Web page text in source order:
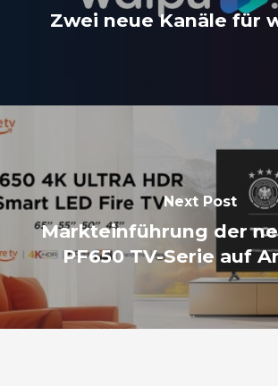
Zwei neue Kanäle für
Next Post
Markteinführung der
PF650 TV-Serie auf